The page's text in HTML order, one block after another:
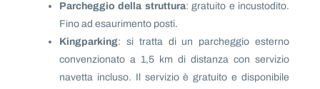
Parcheggio della struttura: gratuito e incustodito.
Fino ad esaurimento posti.
Kingparking: si tratta di un parcheggio esterno
convenzionato a 1,5 km di distanza con servizio
navetta incluso. Il servizio è gratuito e disponibile